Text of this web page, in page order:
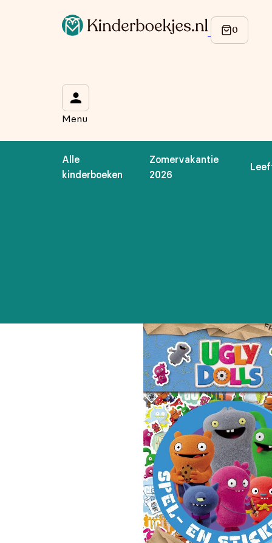
Menu
Alle
kinderboeken
Zomervakantie
2026
Op de hoogte blijven van onze acties?
Wat is je voornaam?
Aanmelden